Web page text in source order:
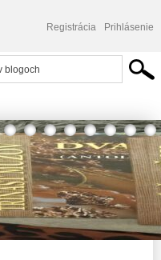
Registrácia Prihlásenie